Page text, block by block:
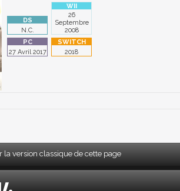
N.C.
26
Septembre
2008
27 Avril 2017 2018
la version classique de cette page